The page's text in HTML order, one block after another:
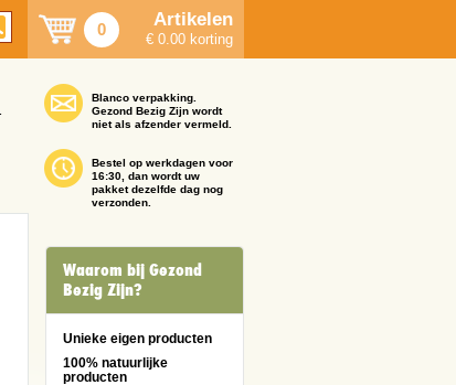
0 Artikelen
€ 0.00 korting
Blanco verpakking.
Gezond Bezig Zijn wordt
niet als afzender vermeld.
Bestel op werkdagen voor
16:30, dan wordt uw
pakket dezelfde dag nog
verzonden.
Waarom bij Gezond
Bezig Zijn?
Unieke eigen producten
100% natuurlijke
producten